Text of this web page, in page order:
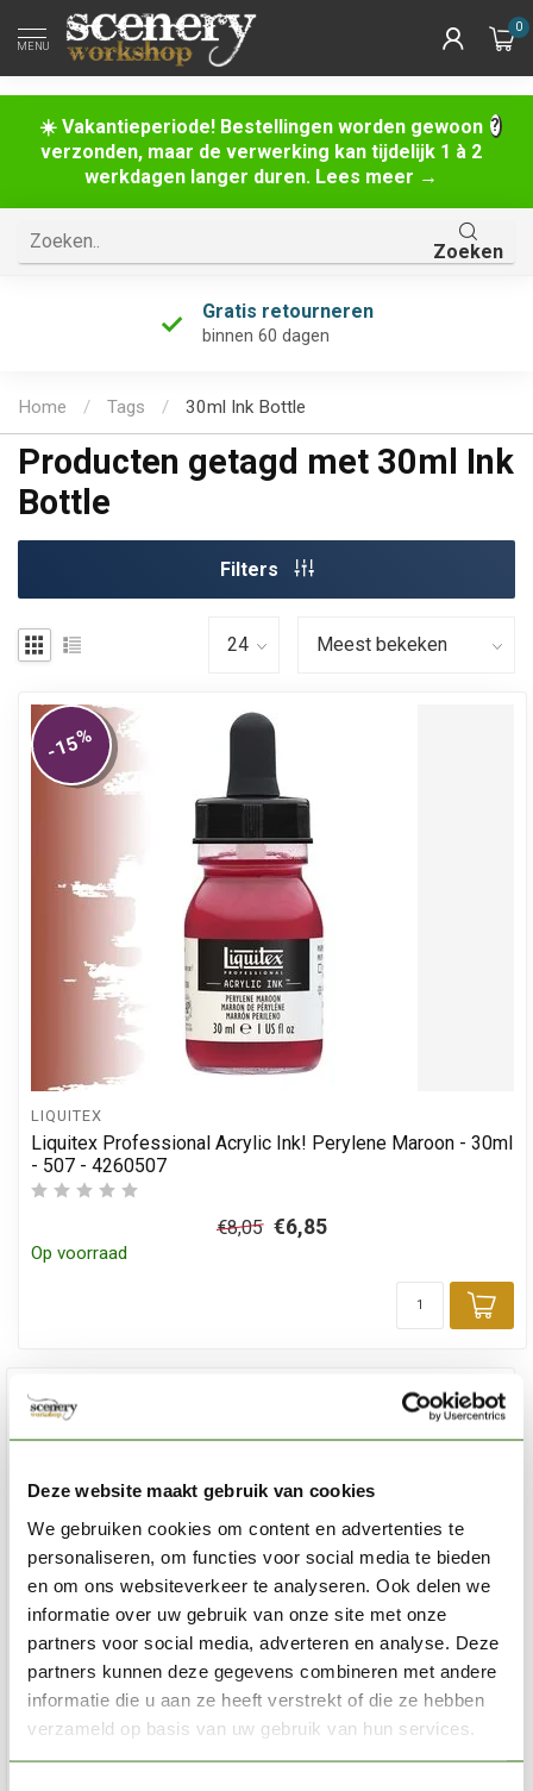
Deze website maakt gebruik van cookies
We gebruiken cookies om content en advertenties te
personaliseren, om functies voor social media te bieden
en om ons websiteverkeer te analyseren. Ook delen we
informatie over uw gebruik van onze site met onze
partners voor social media, adverteren en analyse. Deze
partners kunnen deze gegevens combineren met andere
informatie die u aan ze heeft verstrekt of die ze hebben
verzameld op basis van uw gebruik van hun services.
☀️ Vakantieperiode! Bestellingen worden gewoon
verzonden, maar de verwerking kan tijdelijk 1 à 2
werkdagen langer duren. Lees meer →
MENU
0
Zoeken
Gratis retourneren
binnen 60 dagen
Home / Tags / 30ml Ink Bottle
Producten getagd met 30ml Ink
Bottle
Filters
-15%
LIQUITEX
Liquitex Professional Acrylic Ink! Perylene Maroon - 30ml
- 507 - 4260507
€8,05 €6,85
Op voorraad